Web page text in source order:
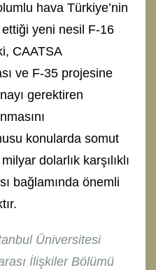
hava Türkiye’nin
yeni nesil F-16
CAATSA
ve F-35 projesine
gerektiren
konularda somut
dolarlık karşılıklı
bağlamında önemli
Üniversitesi
İlişkiler Bölümü